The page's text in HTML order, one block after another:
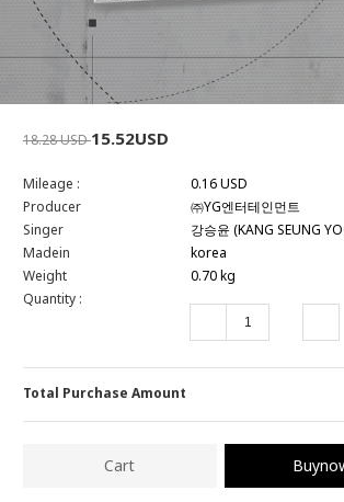
18.28 USD15.52USD
Mileage :
0.16 USD
Producer
㈜YG엔터테인먼트
Singer
강승윤 (KANG SEUNG
Madein
korea
Weight
0.70 kg
Quantity :
Total Purchase Amount
Cart